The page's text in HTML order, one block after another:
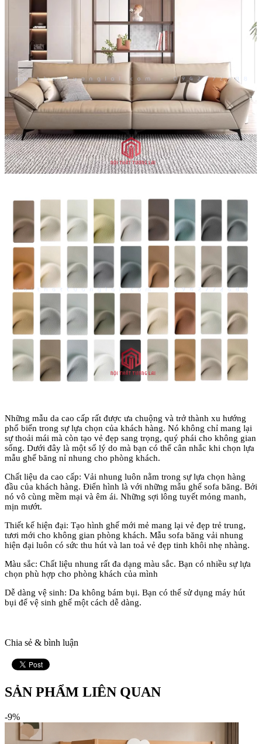
Những mẫu da cao cấp rất được ưa chuộng và trở thành xu hướng
phổ biến trong sự lựa chọn của khách hàng. Nó không chỉ mang lại
sự thoải mái mà còn tạo vẻ đẹp sang trọng, quý phái cho không gian
sống. Dưới đây là một số lý do mà bạn có thể cân nhắc khi chọn lựa
mẫu ghế băng nỉ nhung cho phòng khách.
Chất liệu da cao cấp: Vải nhung luôn nằm trong sự lựa chọn hàng
đầu của khách hàng. Điển hình là với những mẫu ghế sofa băng. Bởi
nó vô cùng mềm mại và êm ái. Những sợi lông tuyết mỏng manh,
mịn mướt.
Thiết kế hiện đại: Tạo hình ghế mới mẻ mang lại vẻ đẹp trẻ trung,
tươi mới cho không gian phòng khách. Mẫu sofa băng vải nhung
hiện đại luôn có sức thu hút và lan toả vẻ đẹp tinh khôi nhẹ nhàng.
Màu sắc: Chất liệu nhung rất đa dạng màu sắc. Bạn có nhiều sự lựa
chọn phù hợp cho phòng khách của mình
Dễ dàng vệ sinh: Da không bám bụi. Bạn có thể sử dụng máy hút
bụi để vệ sinh ghế một cách dễ dàng.
Chia sẻ & bình luận
SẢN PHẨM LIÊN QUAN
-9%